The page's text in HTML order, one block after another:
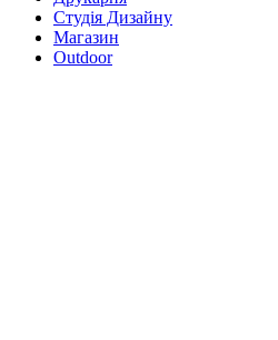
Студія Дизайну
Магазин
Outdoor